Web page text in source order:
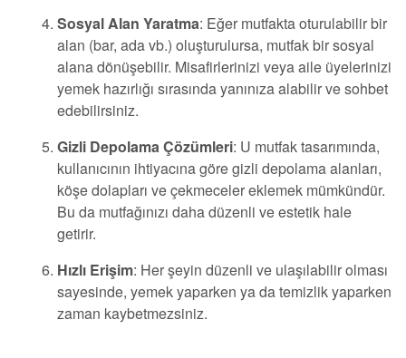
Sosyal Alan Yaratma: Eğer mutfakta oturulabilir bir
alan (bar, ada vb.) oluşturulursa, mutfak bir sosyal
alana dönüşebilir. Misafirlerinizi veya aile üyelerinizi
yemek hazırlığı sırasında yanınıza alabilir ve sohbet
edebilirsiniz.
Gizli Depolama Çözümleri: U mutfak tasarımında,
kullanıcının ihtiyacına göre gizli depolama alanları,
köşe dolapları ve çekmeceler eklemek mümkündür.
Bu da mutfağınızı daha düzenli ve estetik hale
getirir.
Hızlı Erişim: Her şeyin düzenli ve ulaşılabilir olması
sayesinde, yemek yaparken ya da temizlik yaparken
zaman kaybetmezsiniz.